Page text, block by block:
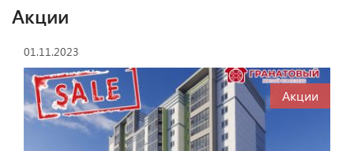
Акции
01.11.2023
Акции